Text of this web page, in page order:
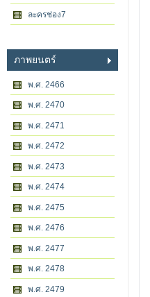
ละครช่อง7
ภาพยนตร์
พ.ศ. 2466
พ.ศ. 2470
พ.ศ. 2471
พ.ศ. 2472
พ.ศ. 2473
พ.ศ. 2474
พ.ศ. 2475
พ.ศ. 2476
พ.ศ. 2477
พ.ศ. 2478
พ.ศ. 2479